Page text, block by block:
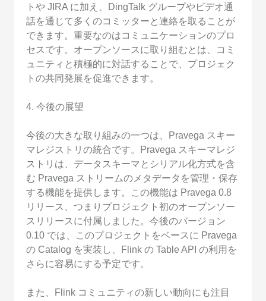
トや JIRA に加え、DingTalk グループやビデオ通
話を通じて多くのコミッターと連絡を取ることが
できます。重要なのはコミュニケーションのプロ
セスです。オープンソースに取り組むとは、コミ
ュニティと積極的に対話することで、プロジェク
トの共同発展を促進できます。
4. 今後の展望
今後の大きな取り組みの一つは、Pravega スキー
マレジストリの統合です。Pravega スキーマレジ
ストリは、データスキーマとシリアル化方式を含
む Pravega ストリームのメタデータを管理・保存
する機能を提供します。この機能は Pravega 0.8
リリース、つまりプロジェクト初のオープンソー
スリリースに付属しました。今後のバージョン
0.10 では、このプロジェクトをベースに Pravega
の Catalog を実装し、Flink の Table API の利用を
さらに容易にする予定です。
また、Flink コミュニティの新しい動向にも注目